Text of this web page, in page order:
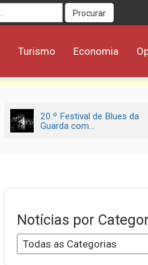
Procurar
Turismo Economia
20.º Festival de Blues da
Guarda com...
Notícias por